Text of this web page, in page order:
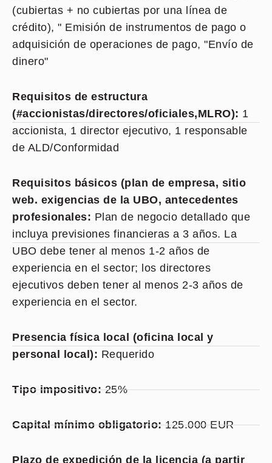
(cubiertas + no cubiertas por una línea de
crédito), " Emisión de instrumentos de pago o
adquisición de operaciones de pago, "Envío de
dinero"
Requisitos de estructura
(#accionistas/directores/oficiales,MLRO): 1
accionista, 1 director ejecutivo, 1 responsable
de ALD/Conformidad
Requisitos básicos (plan de empresa, sitio
web. exigencias de la UBO, antecedentes
profesionales: Plan de negocio detallado que
incluya previsiones financieras a 3 años. La
UBO debe tener al menos 1-2 años de
experiencia en el sector; los directores
ejecutivos deben tener al menos 2-3 años de
experiencia en el sector.
Presencia física local (oficina local y
personal local): Requerido
Tipo impositivo:25%
Capital mínimo obligatorio:125.000 EUR
Plazo de expedición de la licencia (a partir